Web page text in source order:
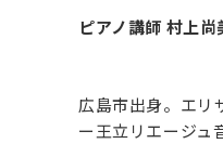
ピアノ講師 村上尚
広島市出身。エリ
ー王立リエージュ